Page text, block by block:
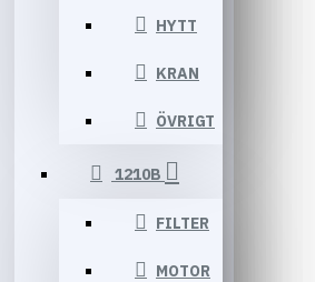
HYTT
KRAN
ÖVRIGT
1210B
FILTER
MOTOR